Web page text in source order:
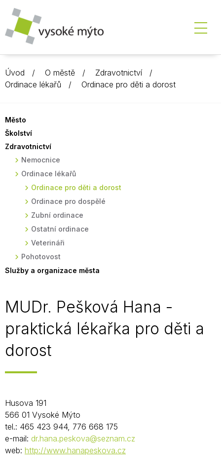
Úvod O městě
Zdravotnictví
Ordinace lékařů
Ordinace pro děti a dorost
Město
Školství
Zdravotnictví
Nemocnice
Ordinace lékařů
Ordinace pro děti a dorost
Ordinace pro dospělé
Zubní ordinace
Ostatní ordinace
Veterináři
Pohotovost
Služby a organizace města
MUDr. Pešková Hana -
praktická lékařka pro děti a
dorost
Husova 191
566 01 Vysoké Mýto
tel.: 465 423 944, 776 668 175
e-mail: dr.hana.peskova@seznam.cz
web: http://www.hanapeskova.cz